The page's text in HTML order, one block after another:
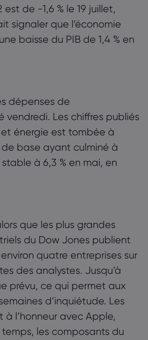
de -1,6 % le 19 juillet,
signaler que l’économie
baisse du PIB de 1,4 % en
dépenses de
vendredi. Les chiffres publiés
et énergie est tombée à
de base ayant culminé à
à 6,3 % en mai, en
que les plus grandes
du Dow Jones publient
quatre entreprises sur
des analystes. Jusqu’à
prévu, ce qui permet aux
d’inquiétude. Les
l’honneur avec Apple,
les composants du